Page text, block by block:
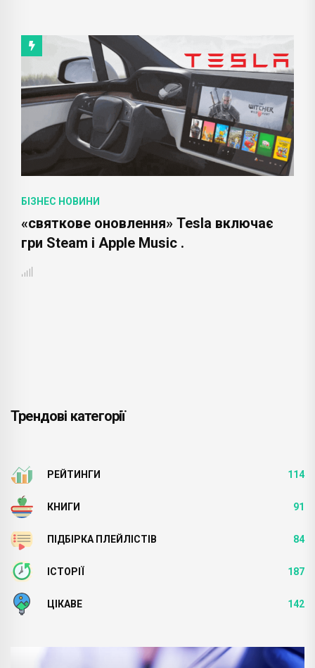
БІЗНЕС НОВИНИ
«святкове оновлення» Tesla включає
гри Steam і Apple Music .
Трендові категорії
РЕЙТИНГИ 114
КНИГИ 91
ПІДБІРКА ПЛЕЙЛІСТІВ 84
ІСТОРІЇ 187
ЦІКАВЕ 142